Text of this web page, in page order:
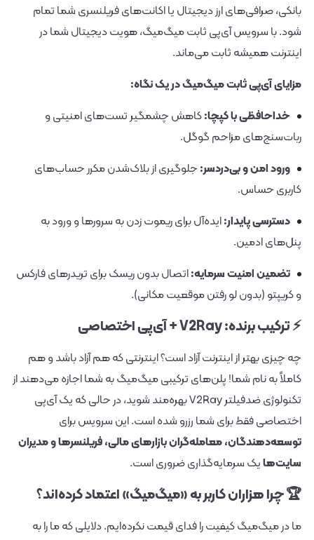
بانکی، صرافی‌های ارز دیجیتال یا اکانت‌های فریلنسری شما تمام
شود. با سرویس آی‌پی ثابت میگ‌میگ، هویت دیجیتال شما در
اینترنت همیشه ثابت می‌ماند.
مزایای آی‌پی ثابت میگ‌میگ در یک نگاه:
خداحافظی با کپچا:کاهش چشمگیر تست‌های امنیتی و
ربات‌سنج‌های مزاحم گوگل.
ورود امن و بی‌دردسر:جلوگیری از بلاک‌شدن مکرر حساب‌های
کاربری حساس.
دسترسی پایدار:ایده‌آل برای ریموت زدن به سرورها و ورود به
پنل‌های ادمین.
تضمین امنیت سرمایه:اتصال بدون ریسک برای تریدرهای فارکس
و کریپتو (بدون لو رفتن موقعیت مکانی).
⚡ ترکیب برنده: V2Ray + آی‌پی اختصاصی
چه چیزی بهتر از اینترنت آزاد است؟ اینترنتی که هم آزاد باشد و هم
کاملاً به نام شما! پلن‌های ترکیبی میگ‌میگ به شما اجازه می‌دهند از
تکنولوژی ضد‌فیلتر V2Ray بهره‌مند شوید، در حالی که یک آی‌پی
اختصاصی فقط برای شما رزرو شده است. این سرویس برای
توسعه‌دهندگان، معامله‌گران بازارهای مالی، فریلنسرها و مدیران
سایت‌هایک سرمایه‌گذاری ضروری است.
🏆 چرا هزاران کاربر به «میگ‌میگ» اعتماد کرده‌اند؟
ما در میگ‌میگ کیفیت را فدای قیمت نکرده‌ایم. دلایلی که ما را به